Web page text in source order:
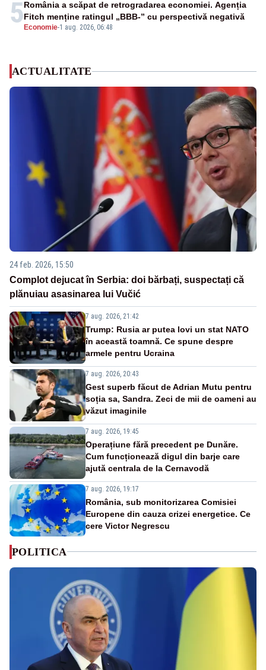
5 Economie-1 aug. 2026, 06:48
România a scăpat de retrogradarea economiei. Agenția
Fitch menține ratingul „BBB-” cu perspectivă negativă
ACTUALITATE
24 feb. 2026, 15:50
Complot dejucat în Serbia: doi bărbați, suspectați că
plănuiau asasinarea lui Vučić
7 aug. 2026, 21:42
Trump: Rusia ar putea lovi un stat NATO
în această toamnă. Ce spune despre
armele pentru Ucraina
7 aug. 2026, 20:43
Gest superb făcut de Adrian Mutu pentru
soția sa, Sandra. Zeci de mii de oameni au
văzut imaginile
7 aug. 2026, 19:45
Operațiune fără precedent pe Dunăre.
Cum funcționează digul din barje care
ajută centrala de la Cernavodă
7 aug. 2026, 19:17
România, sub monitorizarea Comisiei
Europene din cauza crizei energetice. Ce
cere Victor Negrescu
POLITICA